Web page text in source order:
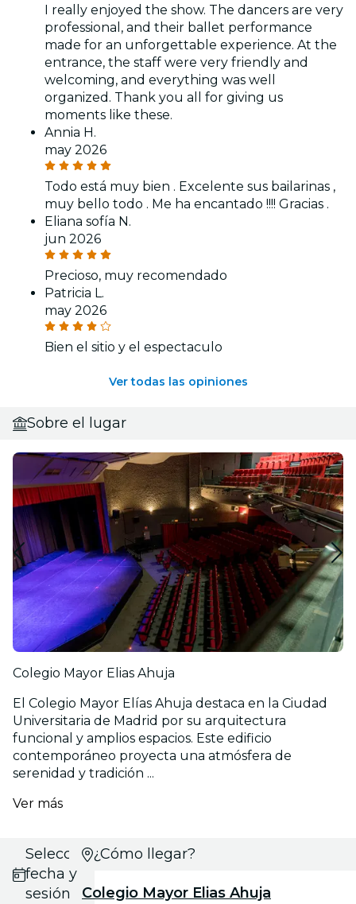
I really enjoyed the show. The dancers are very
professional, and their ballet performance
made for an unforgettable experience. At the
entrance, the staff were very friendly and
welcoming, and everything was well
organized. Thank you all for giving us
moments like these.
Annia H.
may 2026
Todo está muy bien . Excelente sus bailarinas ,
muy bello todo . Me ha encantado !!!! Gracias .
Eliana sofía N.
jun 2026
Precioso, muy recomendado
Patricia L.
may 2026
Bien el sitio y el espectaculo
Ver todas las opiniones
Sobre el lugar
Colegio Mayor Elias Ahuja
El Colegio Mayor Elías Ahuja destaca en la Ciudad
Universitaria de Madrid por su arquitectura
funcional y amplios espacios. Este edificio
contemporáneo proyecta una atmósfera de
serenidad y tradición ...
Ver más
Selecciona
fecha y
sesión
¿Cómo llegar?
Colegio Mayor Elias Ahuja